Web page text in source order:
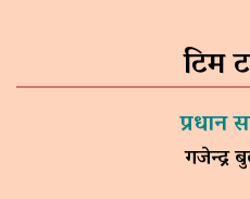
टिम
प्रधान
गजेन्द्र